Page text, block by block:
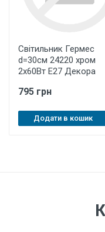
Світильник Гермес
d=30см 24220 хром
2х60Вт Е27 Декора
795 грн
Додати в кошик